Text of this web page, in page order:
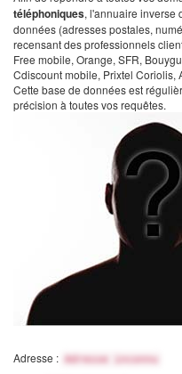
téléphoniques, l'annuaire inverse
données (adresses postales,
recensant des professionnels
Free mobile, Orange, SFR,
Cdiscount mobile, Prixtel Coriolis,
Cette base de données est
précision à toutes vos requêtes.
Adresse : Adresse inconnu